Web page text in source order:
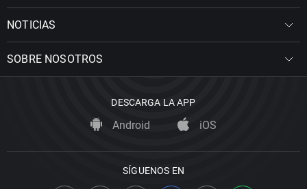
NOTICIAS
SOBRE NOSOTROS
DESCARGA LA APP
Android iOS
SÍGUENOS EN